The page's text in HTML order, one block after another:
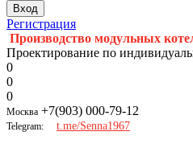
Регистрация
Производство модульных
Проектирование по
0
0
0
Москва +7(903) 000-79-12
Telegram: t.me/Senna1967